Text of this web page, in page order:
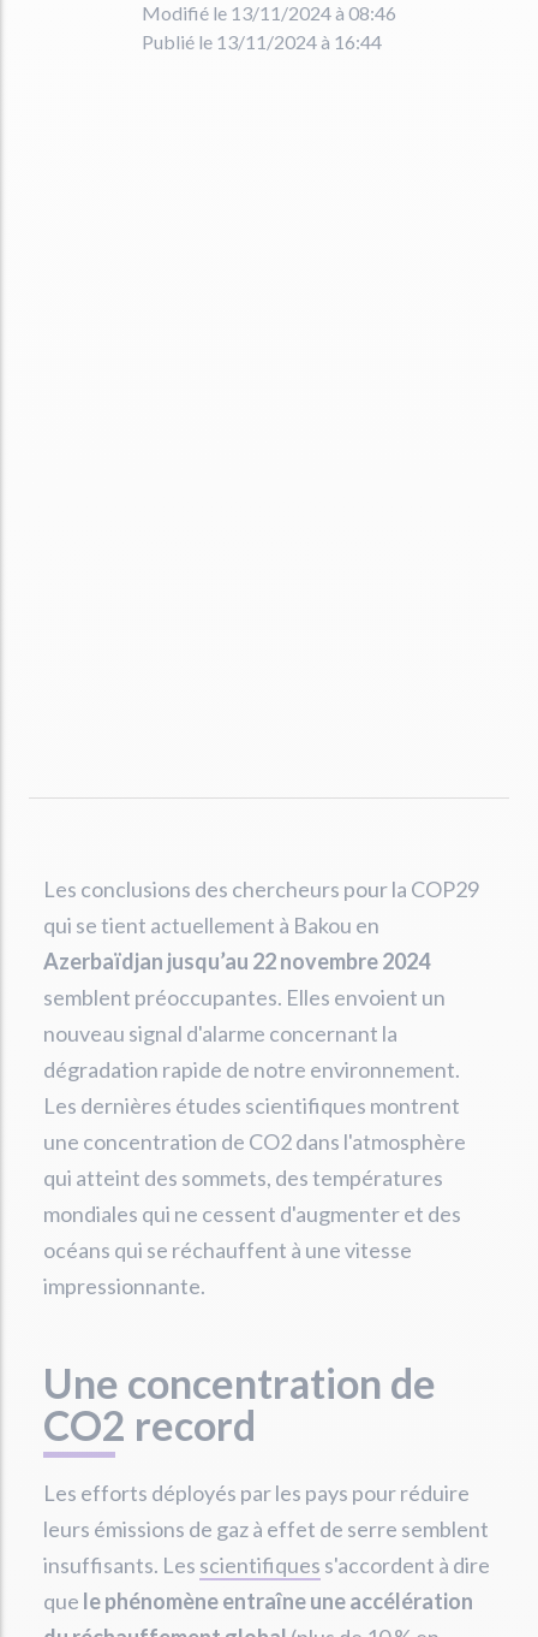
Modifié le 13/11/2024 à 08:46
Publié le 13/11/2024 à 16:44
Les conclusions des chercheurs pour la COP29
qui se tient actuellement à Bakou en
Azerbaïdjan jusqu’au 22 novembre 2024
semblent préoccupantes. Elles envoient un
nouveau signal d'alarme concernant la
dégradation rapide de notre environnement.
Les dernières études scientifiques montrent
une concentration de CO2 dans l'atmosphère
qui atteint des sommets, des températures
mondiales qui ne cessent d'augmenter et des
océans qui se réchauffent à une vitesse
impressionnante.
Une concentration de
CO2 record
Les efforts déployés par les pays pour réduire
leurs émissions de gaz à effet de serre semblent
insuffisants. Les scientifiques s'accordent à dire
que le phénomène entraîne une accélération